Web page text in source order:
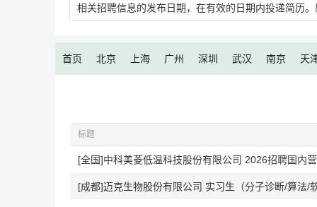
相关招聘信息的发布日期，在有效的日期内投递简历
首页 北京 上海 广州 深圳 武汉 南京 天
标题
[全国]中科美菱低温科技股份有限公司 2026招聘国内
[成都]迈克生物股份有限公司 实习生（分子诊断/算法/